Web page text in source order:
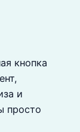
кнопка
и
просто